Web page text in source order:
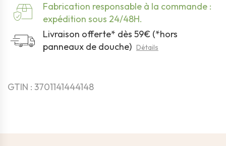
Fabrication responsable à la commande :
expédition sous 24/48H.
Livraison offerte* dès 59€ (*hors
panneaux de douche) Détails
GTIN : 3701141444148